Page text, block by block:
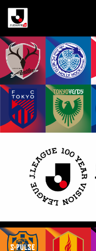
田
Ｊ
リ
ー
グ
構
想